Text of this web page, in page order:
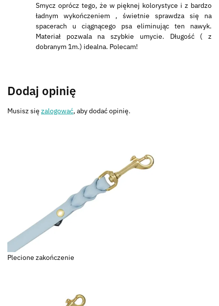
Smycz oprócz tego, że w pięknej kolorystyce i z bardzo
ładnym wykończeniem , świetnie sprawdza się na
spacerach u ciągnącego psa eliminując ten nawyk.
Materiał pozwala na szybkie umycie. Długość ( z
dobranym 1m.) idealna. Polecam!
Dodaj opinię
Musisz się zalogować, aby dodać opinię.
Plecione zakończenie